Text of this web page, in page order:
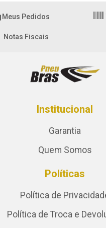
Meus Pedidos
Notas Fiscais
Institucional
Garantia
Quem Somos
Políticas
Política de
Política de Troca e